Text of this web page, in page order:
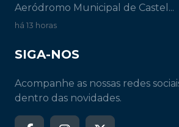
Aeródromo Municipal de Castel...
há 13 horas
SIGA-NOS
Acompanhe as nossas redes
dentro das novidades.